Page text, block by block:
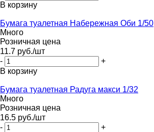
В корзину
Бумага туалетная Набережная Оби 1/50
Много
Розничная цена
11.7 руб./шт
-
+
В корзину
Бумага туалетная Радуга макси 1/32
Много
Розничная цена
16.5 руб./шт
-
+